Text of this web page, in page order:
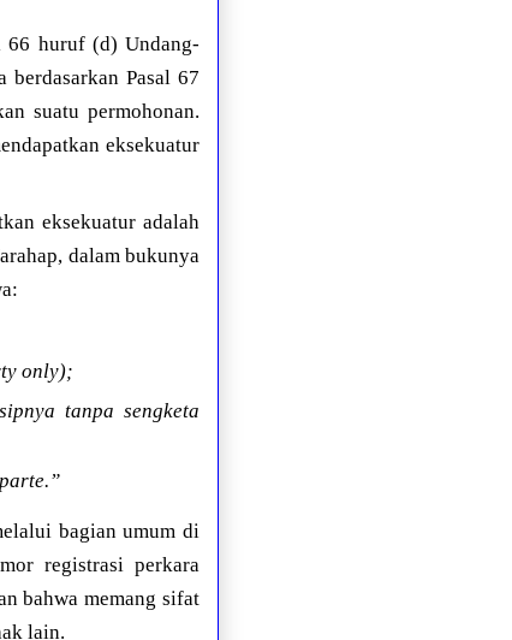
66 huruf (d) Undang-
berdasarkan Pasal 67
suatu permohonan.
eksekuatur
eksekuatur adalah
dalam bukunya
only);
tanpa sengketa
bagian umum di
registrasi perkara
bahwa memang sifat
lain.